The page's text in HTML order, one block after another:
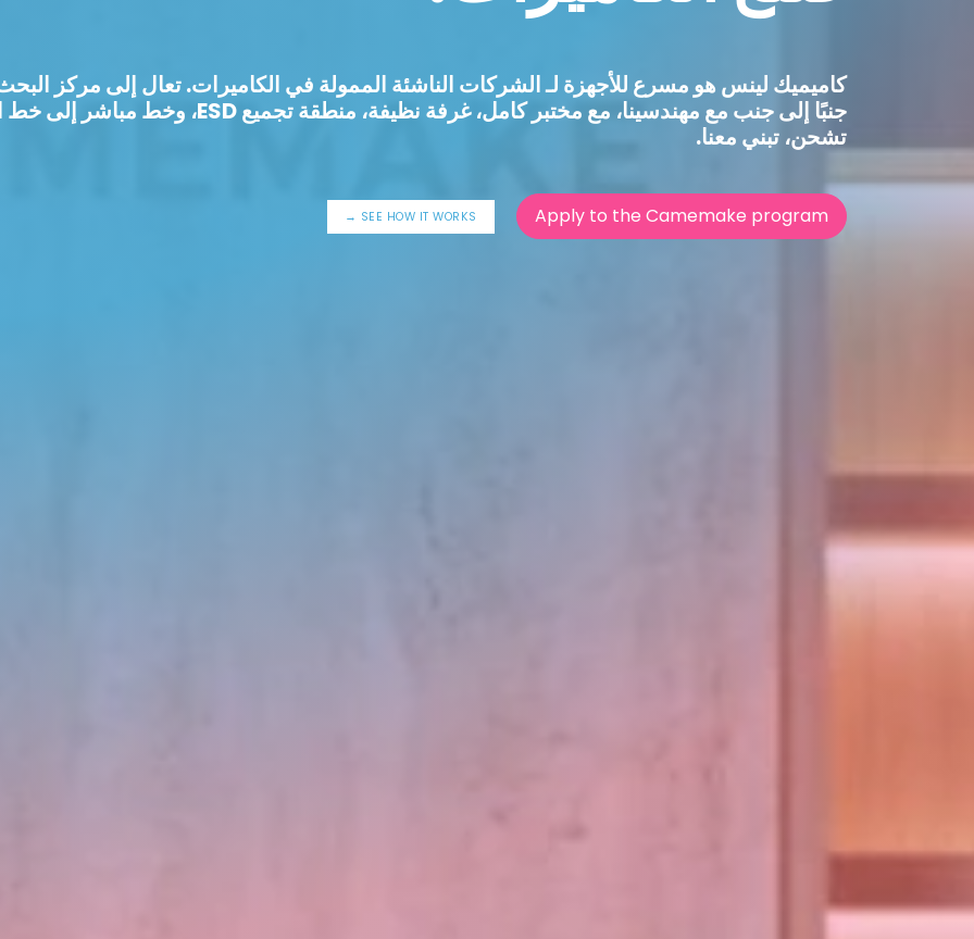
كاميميك لينس هو مسرع للأجهزة لـالشركات الناشئة الممولة في الكاميرات. تعال إلى مركز
جنبًا إلى جنب مع مهندسينا، مع مختبر كامل، غرفة نظيفة، منطقة تجميع ESD، وخط مباشر إلى خط الإنتاج لدينا.
تشحن، تبني معنا.
Apply to the Camemake program
SEE HOW IT WORKS →